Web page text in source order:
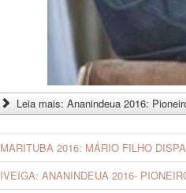
Leia mais: Ananindeua 2016:
MARITUBA 2016: MÁRIO FILHO
IVEIGA: ANANINDEUA 2016-